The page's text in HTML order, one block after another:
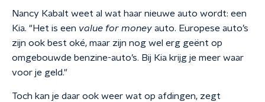
Nancy Kabalt weet al wat haar nieuwe auto wordt: een
Kia. "Het is een value for money auto. Europese auto’s
zijn ook best oké, maar zijn nog wel erg geënt op
omgebouwde benzine-auto’s. Bij Kia krijg je meer waar
voor je geld."
Toch kan je daar ook weer wat op afdingen, zegt